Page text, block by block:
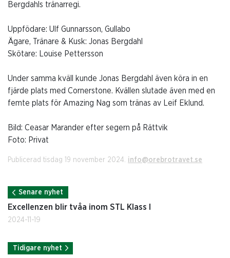
Bergdahls tränarregi.
Uppfödare: Ulf Gunnarsson, Gullabo
Ägare, Tränare & Kusk: Jonas Bergdahl
Skötare: Louise Pettersson
Under samma kväll kunde Jonas Bergdahl även köra in en
fjärde plats med Cornerstone. Kvällen slutade även med en
femte plats för Amazing Nag som tränas av Leif Eklund.
Bild: Ceasar Marander efter segern på Rättvik
Foto: Privat
Publicerad tisdag 19 november 2024. info@orebrotravet.se
Senare nyhet
Excellenzen blir tvåa inom STL Klass I
2024-11-19
Tidigare nyhet